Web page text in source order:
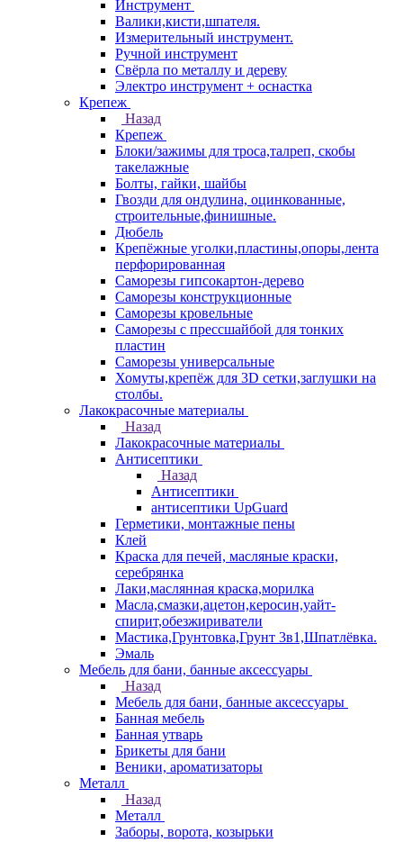
Инструмент
Валики,кисти,шпателя.
Измерительный инструмент.
Ручной инструмент
Свёрла по металлу и дереву
Электро инструмент + оснастка
Крепеж
Назад
Крепеж
Блоки/зажимы для троса,талреп, скобы
такелажные
Болты, гайки, шайбы
Гвозди для ондулина, оцинкованные,
строительные,финишные.
Дюбель
Крепёжные уголки,пластины,опоры,лента
перфорированная
Саморезы гипсокартон-дерево
Саморезы конструкционные
Саморезы кровельные
Саморезы с прессшайбой для тонких
пластин
Саморезы универсальные
Хомуты,крепёж для 3D сетки,заглушки на
столбы.
Лакокрасочные материалы
Назад
Лакокрасочные материалы
Антисептики
Назад
Антисептики
антисептики UpGuard
Герметики, монтажные пены
Клей
Краска для печей, масляные краски,
серебрянка
Лаки,маслянная краска,морилка
Масла,смазки,ацетон,керосин,уайт-
спирит,обезжириватели
Мастика,Грунтовка,Грунт 3в1,Шпатлёвка.
Эмаль
Мебель для бани, банные аксессуары
Назад
Мебель для бани, банные аксессуары
Банная мебель
Банная утварь
Брикеты для бани
Веники, ароматизаторы
Металл
Назад
Металл
Заборы, ворота, козырьки